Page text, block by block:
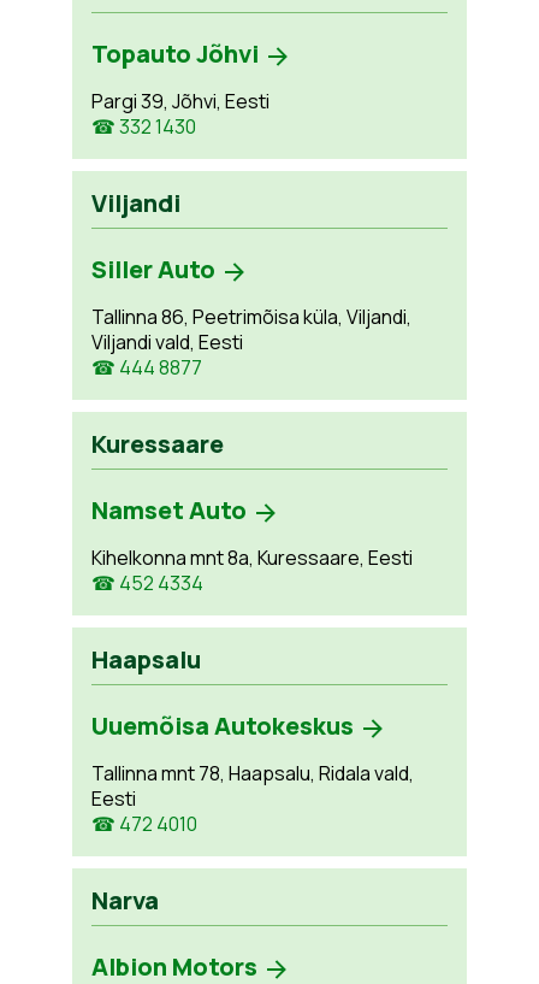
Topauto Jõhvi
Pargi 39, Jõhvi, Eesti
☎ 332 1430
Viljandi
Siller Auto
Tallinna 86, Peetrimõisa küla, Viljandi,
Viljandi vald, Eesti
☎ 444 8877
Kuressaare
Namset Auto
Kihelkonna mnt 8a, Kuressaare, Eesti
☎ 452 4334
Haapsalu
Uuemõisa Autokeskus
Tallinna mnt 78, Haapsalu, Ridala vald,
Eesti
☎ 472 4010
Narva
Albion Motors